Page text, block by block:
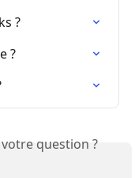
?
?
question ?